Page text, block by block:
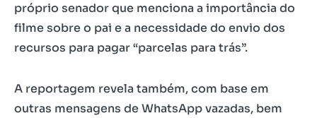
próprio senador que menciona a importância do
filme sobre o pai e a necessidade do envio dos
recursos para pagar “parcelas para trás”.
A reportagem revela também, com base em
outras mensagens de WhatsApp vazadas, bem